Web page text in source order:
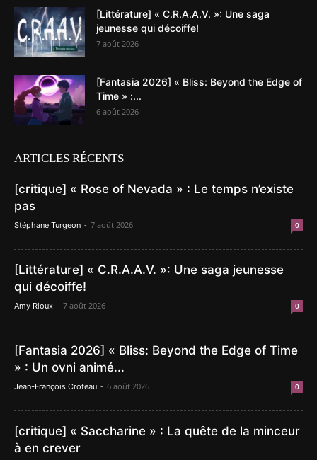
[Littérature] « C.R.A.A.V. »: Une saga
jeunesse qui décoiffe!
7 août 2026
[Fantasia 2026] « Bliss: Beyond the Edge of
Time » :...
6 août 2026
ARTICLES RÉCENTS
[critique] « Rose of Nevada » : Le temps n’existe
pas
Stéphane Turgeon - 7 août 2026 0
[Littérature] « C.R.A.A.V. »: Une saga jeunesse
qui décoiffe!
Amy Rioux - 7 août 2026 0
[Fantasia 2026] « Bliss: Beyond the Edge of Time
» : Un ovni animé...
Jean-François Croteau - 6 août 2026 0
[critique] « Saccharine » : La quête de la minceur
à en crever